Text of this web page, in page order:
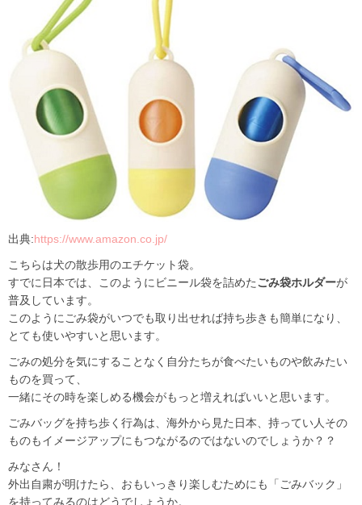
出典:https://www.amazon.co.jp/
こちらは犬の散歩用のエチケット袋。
すでに日本では、このようにビニール袋を詰めたごみ袋ホルダーが
普及しています。
このようにごみ袋がいつでも取り出せれば持ち歩きも簡単になり、
とても使いやすいと思います。
ごみの処分を気にすることなく自分たちが食べたいものや飲みたい
ものを買って、
一緒にその時を楽しめる機会がもっと増えればいいと思います。
ごみバッグを持ち歩く行為は、海外から見た日本、持ってい人その
ものもイメージアップにもつながるのではないのでしょうか？？
みなさん！
外出自粛が明けたら、おもいっきり楽しむためにも「ごみバック」
を持ってみるのはどうでしょうか。